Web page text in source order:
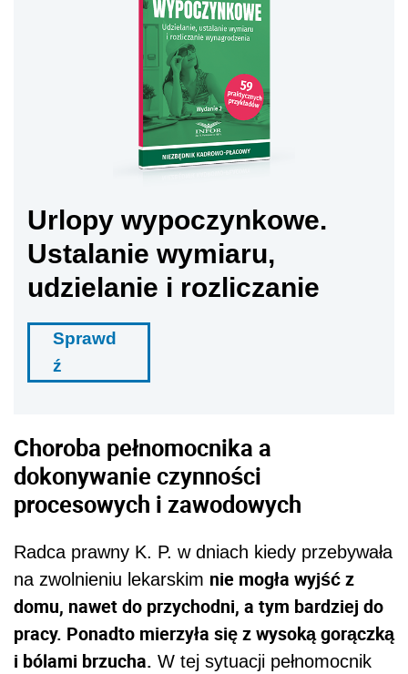
Urlopy wypoczynkowe.
Ustalanie wymiaru,
udzielanie i rozliczanie
Sprawd
ź
Choroba pełnomocnika a
dokonywanie czynności
procesowych i zawodowych
Radca prawny K. P. w dniach kiedy przebywała
na zwolnieniu lekarskim nie mogła wyjść z
domu, nawet do przychodni, a tym bardziej do
pracy. Ponadto mierzyła się z wysoką gorączką
i bólami brzucha. W tej sytuacji pełnomocnik